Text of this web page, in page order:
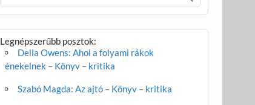
Legnépszerűbb posztok:
Delia Owens: Ahol a folyami rákok
énekelnek – Könyv – kritika
Szabó Magda: Az ajtó – Könyv – kritika